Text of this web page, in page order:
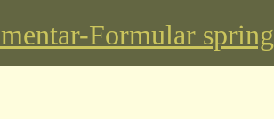
Formular